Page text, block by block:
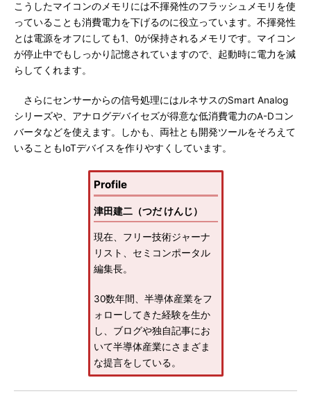
こうしたマイコンのメモリには不揮発性のフラッシュメモリを使
っていることも消費電力を下げるのに役立っています。不揮発性
とは電源をオフにしても1、0が保持されるメモリです。マイコン
が停止中でもしっかり記憶されていますので、起動時に電力を減
らしてくれます。
さらにセンサーからの信号処理にはルネサスのSmart Analog
シリーズや、アナログデバイセズが得意な低消費電力のA-Dコン
バータなどを使えます。しかも、両社とも開発ツールをそろえて
いることもIoTデバイスを作りやすくしています。
Profile
津田建二（つだ けんじ）
現在、フリー技術ジャーナ
リスト、セミコンポータル
編集長。
30数年間、半導体産業をフ
ォローしてきた経験を生か
し、ブログや独自記事にお
いて半導体産業にさまざま
な提言をしている。